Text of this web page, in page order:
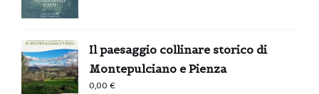
era:
0,99 €.
è:
0,00 €.
Il paesaggio collinare storico di
Montepulciano e Pienza
0,00€